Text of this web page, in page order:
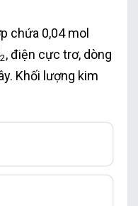
chứa 0,04 mol
2, điện cực trơ, dòng
Khối lượng kim